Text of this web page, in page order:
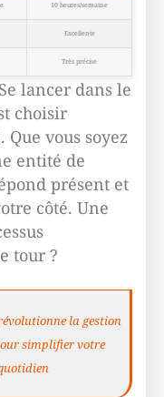
10 heures/semaine
Excellente
Très précise
lancer dans le
choisir
vous soyez
entité de
présent et
côté. Une
tour ?
la gestion
simplifier votre